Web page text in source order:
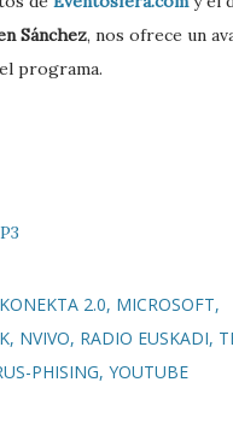
Sánchez, nos ofrece un
programa.
KONEKTA 2.0 MICROSOFT
NVIVO RADIO EUSKADI
PHISING YOUTUBE